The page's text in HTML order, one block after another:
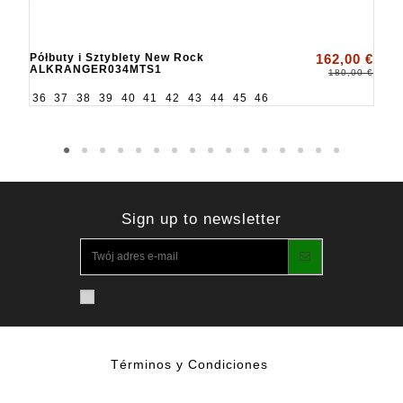
Półbuty i Sztyblety New Rock
ALKRANGER034MTS1
162,00 €
180,00 €
36 37 38 39 40 41 42 43 44 45 46
Sign up to newsletter
Términos y Condiciones